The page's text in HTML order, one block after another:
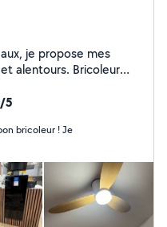
je propose mes
Bricoleur
J'interviens pour
avec un travail
Je peux
de télé au mur *
cadres * montage
travaux de peinture *
cuisine * habillage
5
bricoleur ! Je